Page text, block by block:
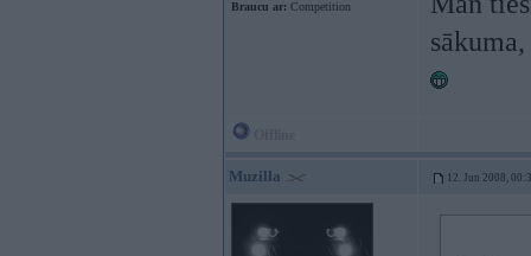
Braucu ar: Competition
Muzilla 12. Jun 2008,